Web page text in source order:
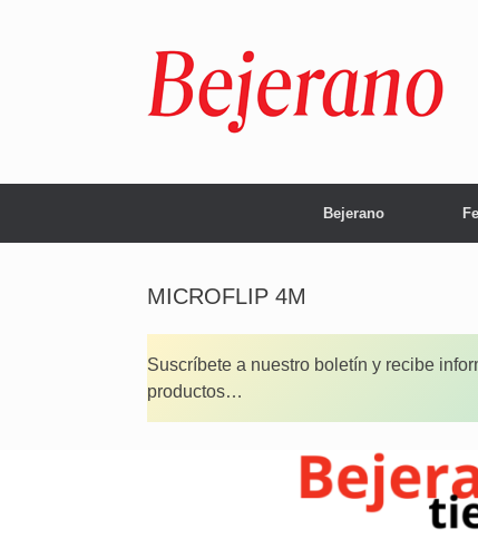
Bejerano
MICROFLIP 4M
Suscríbete a nuestro boletín y recibe
productos…